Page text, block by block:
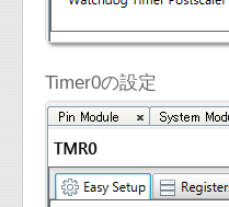
Timer0の設定